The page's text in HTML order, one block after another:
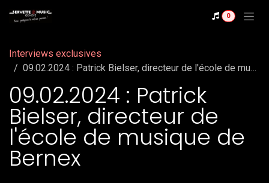
0
Interviews exclusives
09.02.2024 : Patrick Bielser, directeur de l'école de musique de Bernex
09.02.2024 : Patrick
Bielser, directeur de
l'école de musique de
Bernex